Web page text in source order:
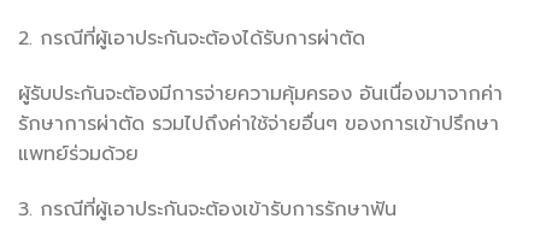
2. กรณีที่ผู้เอาประกันจะต้องได้รับการผ่าตัด
ผู้รับประกันจะต้องมีการจ่ายความคุ้มครอง อันเนื่องมาจากค่า
รักษาการผ่าตัด รวมไปถึงค่าใช้จ่ายอื่นๆ ของการเข้าปรึกษา
แพทย์ร่วมด้วย
3. กรณีที่ผู้เอาประกันจะต้องเข้ารับการรักษาฟัน